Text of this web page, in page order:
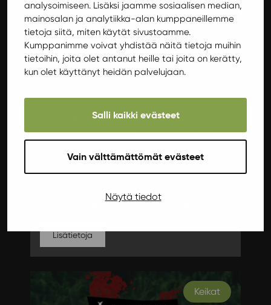
analysoimiseen. Lisäksi jaamme sosiaalisen median,
mainosalan ja analytiikka-alan kumppaneillemme
tietoja siitä, miten käytät sivustoamme.
Kumppanimme voivat yhdistää näitä tietoja muihin
tietoihin, joita olet antanut heille tai joita on kerätty,
kun olet käyttänyt heidän palvelujaan.
Salli kaikki evästeet
Vain välttämättömät evästeet
Näytä tiedot
tapahtuman FB ryhmässä pääset
keskustelemaan, mitä pelejä kukainenkin olisi
tuomassa milläkin kerralla paikalle. Punainen
lanka siis onkin siinä, että osallistujat tuovat pelit
mukanaan.
Pelit voivat olla melkein mitä vaan mihin tyypeillä
tuutte pelaamaan ropea. Aikalailla mikä vaan
käy mihin on kiinnostusta, kunhan vaan pelit
suunnilleen pyörähtäisi läpi suunnitellussa
aikaikkunassa eli 17-22.
tästä osoitteesta:
https://www.facebook.com/groups/260324272760012
Lisätietoja
Keikat